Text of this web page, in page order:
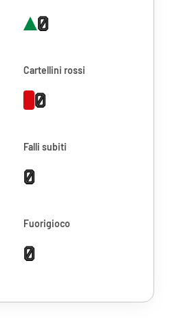
0
Cartellini rossi
0
Falli subiti
0
Fuorigioco
0